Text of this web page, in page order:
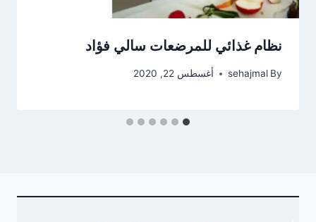
نظام غذائي للمرضعات سالي فؤاد
By
sehajmal أغسطس 22, 2020